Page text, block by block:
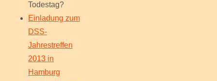
Todestag?
Einladung zum
DSS-
Jahrestreffen
2013 in
Hamburg